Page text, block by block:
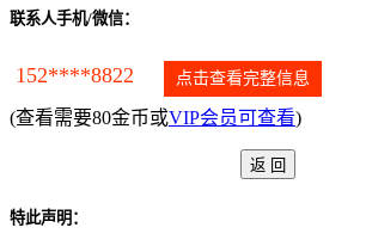
联系人手机/微信：
152****8822 点击查看完整信息
(查看需要80金币或VIP会员可查看)
特此声明：